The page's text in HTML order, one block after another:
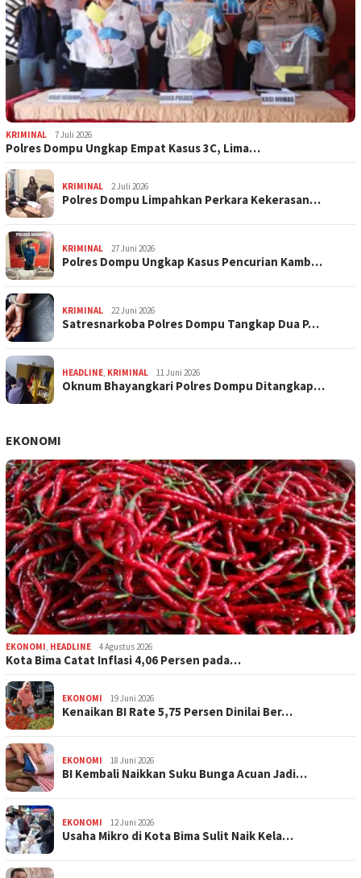
KRIMINAL 7 Juli 2026
Polres Dompu Ungkap Empat Kasus 3C, Lima…
KRIMINAL 2 Juli 2026
Polres Dompu Limpahkan Perkara Kekerasan…
KRIMINAL 27 Juni 2026
Polres Dompu Ungkap Kasus Pencurian Kamb…
KRIMINAL 22 Juni 2026
Satresnarkoba Polres Dompu Tangkap Dua P…
HEADLINE, KRIMINAL 11 Juni 2026
Oknum Bhayangkari Polres Dompu Ditangkap…
EKONOMI
EKONOMI, HEADLINE 4 Agustus 2026
Kota Bima Catat Inflasi 4,06 Persen pada…
EKONOMI 19 Juni 2026
Kenaikan BI Rate 5,75 Persen Dinilai Ber…
EKONOMI 18 Juni 2026
BI Kembali Naikkan Suku Bunga Acuan Jadi…
EKONOMI 12 Juni 2026
Usaha Mikro di Kota Bima Sulit Naik Kela…